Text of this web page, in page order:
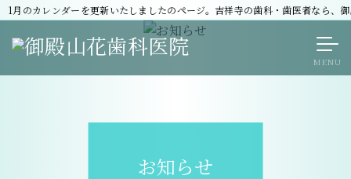
1月のカレンダーを更新いたしましたのページ。吉祥寺の歯科・歯医者なら、
お知らせ